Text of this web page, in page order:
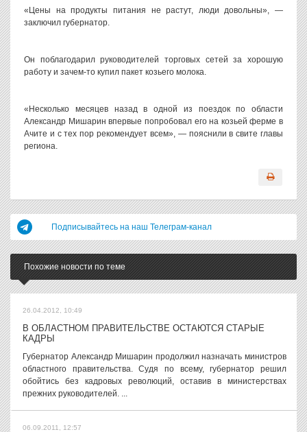
«Цены на продукты питания не растут, люди довольны», —
заключил губернатор.
Он поблагодарил руководителей торговых сетей за хорошую
работу и зачем-то купил пакет козьего молока.
«Несколько месяцев назад в одной из поездок по области
Александр Мишарин впервые попробовал его на козьей ферме в
Ачите и с тех пор рекомендует всем», — пояснили в свите главы
региона.
Подписывайтесь на наш Телеграм-канал
Похожие новости по теме
26.04.2012, 10:49
В ОБЛАСТНОМ ПРАВИТЕЛЬСТВЕ ОСТАЮТСЯ СТАРЫЕ
КАДРЫ
Губернатор Александр Мишарин продолжил назначать министров
областного правительства. Судя по всему, губернатор решил
обойтись без кадровых революций, оставив в министерствах
прежних руководителей. ...
06.09.2011, 12:57